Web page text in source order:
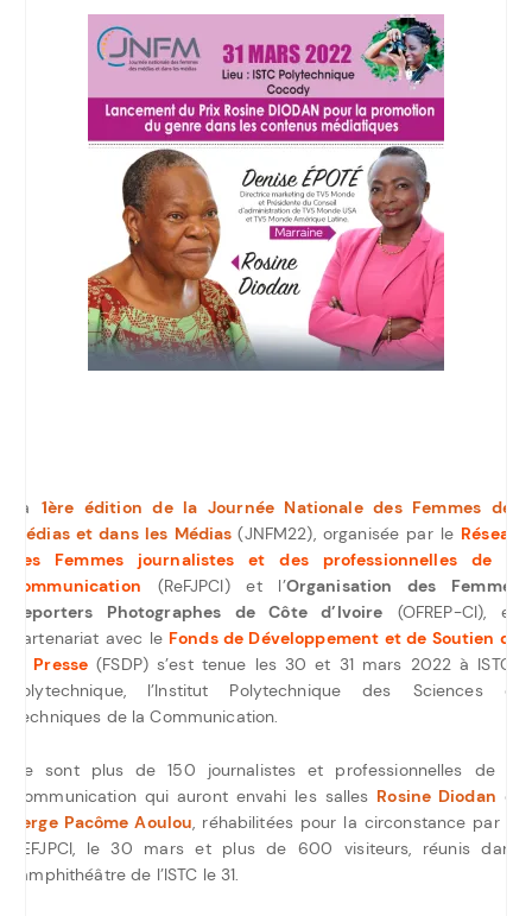
La 1ère édition de la Journée Nationale des Femmes des
Médias et dans les Médias(JNFM22), organisée par le Réseau
des Femmes journalistes et des professionnelles de la
communication (ReFJPCI) et l’Organisation des Femmes
Reporters Photographes de Côte d’Ivoire (OFREP-CI), en
partenariat avec le Fonds de Développement et de Soutien de
la Presse (FSDP) s’est tenue les 30 et 31 mars 2022 à ISTC-
Polytechnique, l’Institut Polytechnique des Sciences et
Techniques de la Communication.
Ce sont plus de 150 journalistes et professionnelles de la
Communication qui auront envahi les salles Rosine Diodan et
Serge Pacôme Aoulou, réhabilitées pour la circonstance par le
REFJPCI, le 30 mars et plus de 600 visiteurs, réunis dans
l’amphithéâtre de l’ISTC le 31.